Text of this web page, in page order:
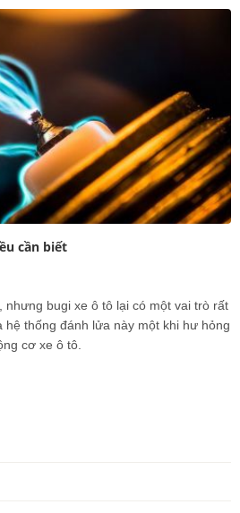
cần biết
nhưng bugi xe ô tô lại có một vai trò rất
hệ thống đánh lửa này một khi hư hỏng
cơ xe ô tô.